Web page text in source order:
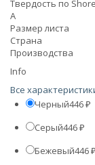
Твердость по Shore
А
Размер листа
Страна
Производства
Info
Все
Черный446 ₽
Серый446 ₽
Бежевый446 ₽